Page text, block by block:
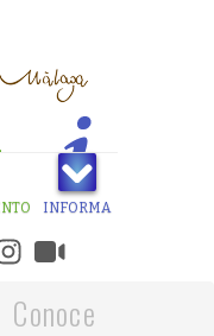
INFORMA
Conoce